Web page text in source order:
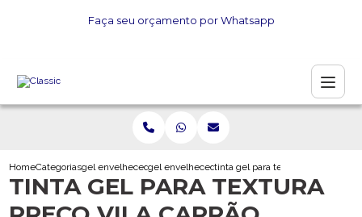
Faça seu orçamento por Whatsapp
HomeCategoriasgel envelhecedorgel envelhecedor para madeiratinta gel para textura preco vila
TINTA GEL PARA TEXTURA